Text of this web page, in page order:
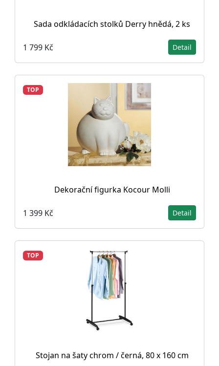
Sada odkládacích stolků Derry hnědá, 2 ks
1 799 Kč Detail
TOP
Dekorační figurka Kocour Molli
1 399 Kč Detail
TOP
Stojan na šaty chrom / černá, 80 x 160 cm